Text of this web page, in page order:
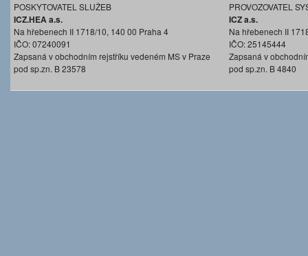
POSKYTOVATEL SLUŽEB
ICZ.HEA a.s.
Na hřebenech II 1718/10, 140 00 Praha 4
IČO: 07240091
Zapsaná v obchodním rejstříku vedeném MS v Praze
pod sp.zn. B 23578
PROVOZOVATEL
ICZ a.s.
Na hřebenech II
IČO: 25145444
Zapsaná v
pod sp.zn. B 4840